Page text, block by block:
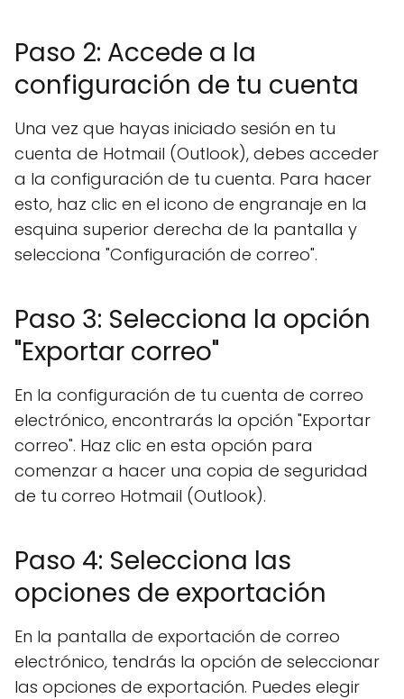
Paso 2: Accede a la
configuración de tu cuenta
Una vez que hayas iniciado sesión en tu
cuenta de Hotmail (Outlook), debes acceder
a la configuración de tu cuenta. Para hacer
esto, haz clic en el icono de engranaje en la
esquina superior derecha de la pantalla y
selecciona "Configuración de correo".
Paso 3: Selecciona la opción
"Exportar correo"
En la configuración de tu cuenta de correo
electrónico, encontrarás la opción "Exportar
correo". Haz clic en esta opción para
comenzar a hacer una copia de seguridad
de tu correo Hotmail (Outlook).
Paso 4: Selecciona las
opciones de exportación
En la pantalla de exportación de correo
electrónico, tendrás la opción de seleccionar
las opciones de exportación. Puedes elegir